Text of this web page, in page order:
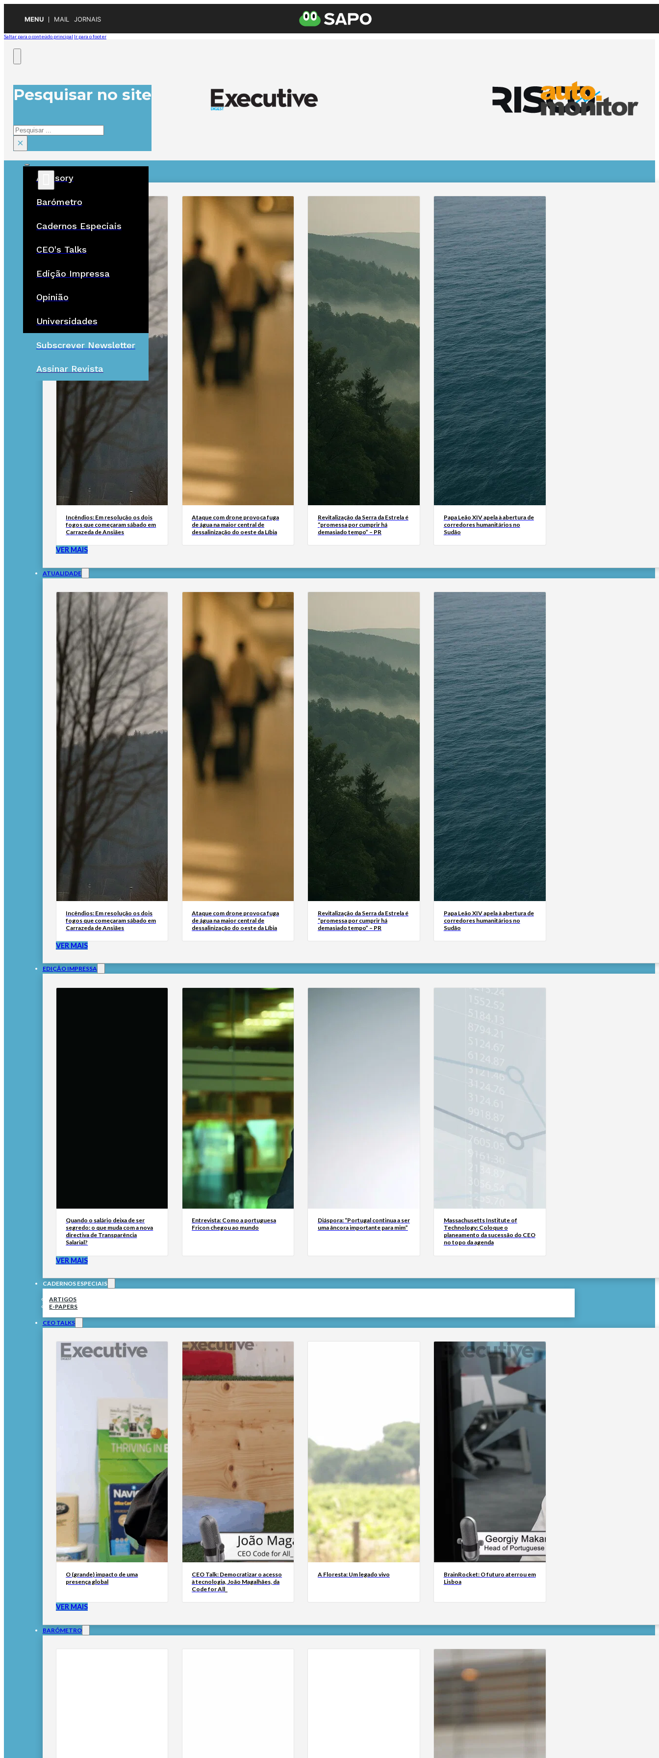
MENU MAIL JORNAIS
Saltar para o conteúdo principal Ir para o footer
Pesquisar no site
Pesquisar
×
Advisory
Barómetro
Cadernos Especiais
CEO's Talks
Edição Impressa
Opinião
Universidades
Subscrever Newsletter
Assinar Revista
ÚLTIMAS
Incêndios: Em resolução os dois
fogos que começaram sábado em
Carrazeda de Ansiães
Ataque com drone provoca fuga
de água na maior central de
dessalinização do oeste da Líbia
Revitalização da Serra da Estrela é
“promessa por cumprir há
demasiado tempo” – PR
Papa Leão XIV apela à abertura de
corredores humanitários no
Sudão
VER MAIS
ATUALIDADE
Incêndios: Em resolução os dois
fogos que começaram sábado em
Carrazeda de Ansiães
Ataque com drone provoca fuga
de água na maior central de
dessalinização do oeste da Líbia
Revitalização da Serra da Estrela é
“promessa por cumprir há
demasiado tempo” – PR
Papa Leão XIV apela à abertura de
corredores humanitários no
Sudão
VER MAIS
EDIÇÃO IMPRESSA
Quando o salário deixa de ser
segredo: o que muda com a nova
directiva de Transparência
Salarial?
Entrevista: Como a portuguesa
Fricon chegou ao mundo
Diáspora: “Portugal continua a ser
uma âncora importante para mim”
Massachusetts Institute of
Technology: Coloque o
planeamento da sucessão do CEO
no topo da agenda
VER MAIS
CADERNOS ESPECIAIS
ARTIGOS
E-PAPERS
CEO TALKS
O (grande) impacto de uma
presença global
CEO Talk: Democratizar o acesso
à tecnologia, João Magalhães, da
Code for All_
A Floresta: Um legado vivo
BrainRocket: O futuro aterrou em
Lisboa
VER MAIS
BARÓMETRO